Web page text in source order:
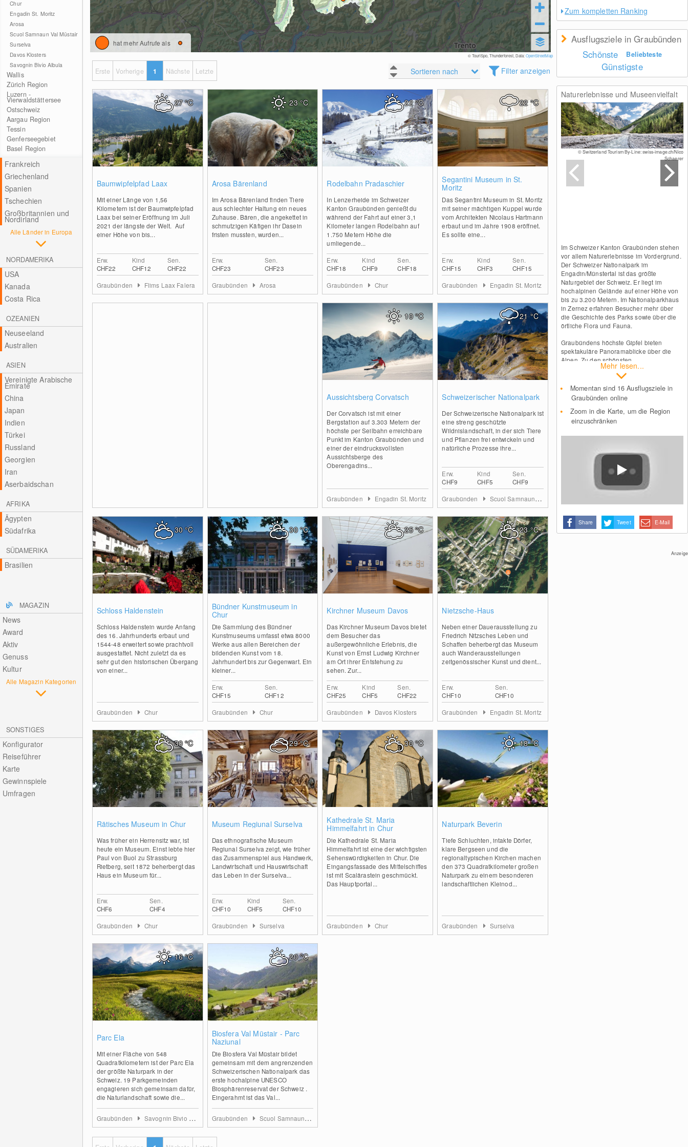
Chur
Engadin St. Moritz
Arosa
Scuol Samnaun Val Müstair
Surselva
Davos Klosters
Savognin Bivio Albula
Wallis
Zürich Region
Luzern -
Vierwaldstättersee
Ostschweiz
Aargau Region
Tessin
Genferseegebiet
Basel Region
Frankreich
Griechenland
Spanien
Tschechien
Großbritannien und
Nordirland
Alle Länder in Europa
NORDAMERIKA
USA
Kanada
Costa Rica
OZEANIEN
Neuseeland
Australien
ASIEN
Vereinigte Arabische
Emirate
China
Japan
Indien
Türkei
Russland
Georgien
Iran
Aserbaidschan
AFRIKA
Ägypten
Südafrika
SÜDAMERIKA
Brasilien
MAGAZIN
News
Award
Aktiv
Genuss
Kultur
Alle Magazin Kategorien
SONSTIGES
Konfigurator
Reiseführer
Karte
Gewinnspiele
Umfragen
hat mehr Aufrufe als
© TouriSpo, Thunderforest, Data:OpenStreetMap
Sortieren nach Filter anzeigen
Erste Vorherige 1 Nächste Letzte
Baumwipfelpfad Laax
Mit einer Länge von 1,56
Kilometern ist der Baumwipfelpfad
Laax bei seiner Eröffnung im Juli
2021 der längste der Welt. Auf
einer Höhe von bis...
Erw.
CHF22
Kind
CHF12
Sen.
CHF22
27°C
Graubünden Flims Laax Falera
Arosa Bärenland
Im Arosa Bärenland finden Tiere
aus schlechter Haltung ein neues
Zuhause. Bären, die angekettet in
schmutzigen Käfigen ihr Dasein
fristen mussten, wurden...
Erw.
CHF23
Sen.
CHF23
23°C
Graubünden Arosa
Rodelbahn Pradaschier
In Lenzerheide im Schweizer
Kanton Graubünden genießt du
während der Fahrt auf einer 3,1
Kilometer langen Rodelbahn auf
1.750 Metern Höhe die
umliegende...
Erw.
CHF18
Kind
CHF9
Sen.
CHF18
22°C
Graubünden Chur
Segantini Museum in St.
Moritz
Das Segantini Museum in St. Moritz
mit seiner mächtigen Kuppel wurde
vom Architekten Nicolaus Hartmann
erbaut und im Jahre 1908 eröffnet.
Es sollte eine...
Erw.
CHF15
Kind
CHF3
Sen.
CHF15
22°C
Graubünden Engadin St. Moritz
Aussichtsberg Corvatsch
Der Corvatsch ist mit einer
Bergstation auf 3.303 Metern der
höchste per Seilbahn erreichbare
Punkt im Kanton Graubünden und
einer der eindrucksvollsten
Aussichtsberge des
Oberengadins...
10°C
Graubünden Engadin St. Moritz
Schweizerischer Nationalpark
Der Schweizerische Nationalpark ist
eine streng geschützte
Wildnislandschaft, in der sich Tiere
und Pflanzen frei entwickeln und
natürliche Prozesse ihre...
Erw.
CHF9
Kind
CHF5
Sen.
CHF9
21 °C
Graubünden Scuol Samnaun Val Müstair
Schloss Haldenstein
Schloss Haldenstein wurde Anfang
des 16. Jahrhunderts erbaut und
1544-48 erweitert sowie prachtvoll
ausgestattet. Nicht zuletzt da es
sehr gut den historischen Übergang
von einer...
30°C
Graubünden Chur
Bündner Kunstmuseum in
Chur
Die Sammlung des Bündner
Kunstmuseums umfasst etwa 8000
Werke aus allen Bereichen der
bildenden Kunst vom 18.
Jahrhundert bis zur Gegenwart. Ein
kleiner...
Erw.
CHF15
Sen.
CHF12
30°C
Graubünden Chur
Kirchner Museum Davos
Das Kirchner Museum Davos bietet
dem Besucher das
außergewöhnliche Erlebnis, die
Kunst von Ernst Ludwig Kirchner
am Ort ihrer Entstehung zu
sehen. Zur...
Erw.
CHF25
Kind
CHF5
Sen.
CHF22
25°C
Graubünden Davos Klosters
Nietzsche-Haus
Neben einer Dauerausstellung zu
Friedrich Nitzsches Leben und
Schaffen beherbergt das Museum
auch Wanderausstellungen
zeitgenössischer Kunst und dient...
Erw.
CHF10
Sen.
CHF10
23°C
Graubünden Engadin St. Moritz
Rätisches Museum in Chur
Was früher ein Herrensitz war, ist
heute ein Museum. Einst lebte hier
Paul von Buol zu Strassburg
Rietberg, seit 1872 beherbergt das
Haus ein Museum für...
Erw.
CHF6
Sen.
CHF4
30°C
Graubünden Chur
Museum Regiunal Surselva
Das ethnografische Museum
Regiunal Surselva zeigt, wie früher
das Zusammenspiel aus Handwerk,
Landwirtschaft und Hauswirtschaft
das Leben in der Surselva...
Erw.
CHF10
Kind
CHF5
Sen.
CHF10
29°C
Graubünden Surselva
Kathedrale St. Maria
Himmelfahrt in Chur
Die Kathedrale St. Maria
Himmelfahrt ist eine der wichtigsten
Sehenswürdigkeiten in Chur. Die
Eingangsfassade des Mittelschiffes
ist mit Scalärastein geschmückt.
Das Hauptportal...
30°C
Graubünden Chur
Naturpark Beverin
Tiefe Schluchten, intakte Dörfer,
klare Bergseen und die
regionaltypischen Kirchen machen
den 373 Quadratkilometer großen
Naturpark zu einem besonderen
landschaftlichen Kleinod...
18°C
Graubünden Surselva
Parc Ela
Mit einer Fläche von 548
Quadratkilometern ist der Parc Ela
der größte Naturpark in der
Schweiz. 19 Parkgemeinden
engagieren sich gemeinsam dafür,
die Naturlandschaft sowie die...
16°C
Graubünden Savognin Bivio Albula
Biosfera Val Müstair - Parc
Naziunal
Die Biosfera Val Müstair bildet
gemeinsam mit dem angrenzenden
Schweizerischen Nationalpark das
erste hochalpine UNESCO
Biosphärenreservat der Schweiz .
Eingerahmt ist das Val...
20°C
Graubünden Scuol Samnaun Val Müstair
Zum kompletten Ranking
Ausflugsziele in Graubünden
Schönste
Beliebteste
Günstigste
Naturerlebnisse und Museenvielfalt
© Switzerland Tourism By-Line: swiss-image.ch/Nico
Schaerer
Mehr lesen...
Im Schweizer Kanton Graubünden stehen
vor allem Naturerlebnisse im Vordergrund.
Der Schweizer Nationalpark im
Engadin/Münstertal ist das größte
Naturgebiet der Schweiz. Er liegt im
hochalpinen Gelände auf einer Höhe von
bis zu 3.200 Metern. Im Nationalparkhaus
in Zernez erfahren Besucher mehr über
die Geschichte des Parks sowie über die
örtliche Flora und Fauna.
Graubündens höchste Gipfel bieten
spektakuläre Panoramablicke über die
Alpen. Zu den schönsten
Aussichtspunkten zählen das Parpaner
Rothorn in Lenzerheide, die
Aussichtsplattform Conn über der
Rheinschlucht oder die Diavolezza in
Pontresina, die den Blick auf den 4000er
Piz Bernina ermöglicht.
Museen. Zu den wichtigsten zählen das
Kirchner-Museum Davos, das Segantini
Museum St. Moritz und das Kunstmuseum
in Chur. Zudem verfügt der Alpenkanton
über zahlreiche Burgen, Schlösser und
Kloster Disentis sowie die Kathedrale und
die St. Stephanskapelle in Chur.
Momentan sind 16 Ausflugsziele in
Graubünden online
Zoom in die Karte, um die Region
einzuschränken
Share Tweet E-Mail
Anzeige